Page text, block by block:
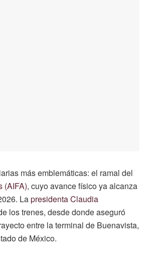
más emblemáticas: el ramal del
(AIFA), cuyo avance físico ya alcanza
Lapresidenta Claudia
los trenes, desde donde aseguró
entre la terminal de Buenavista,
de México.